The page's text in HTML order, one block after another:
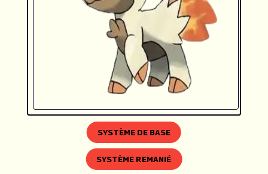
SYSTÈME DE BASE
SYSTÈME REMANIÉ